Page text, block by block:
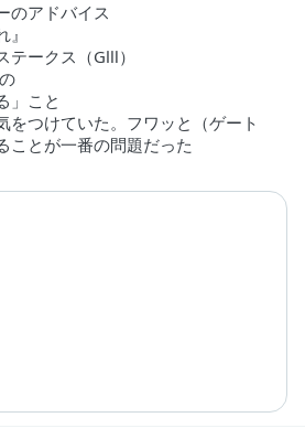
のアドバイス
テークス（GⅢ）
」こと
をつけていた。フワッと（ゲート
ことが一番の問題だった